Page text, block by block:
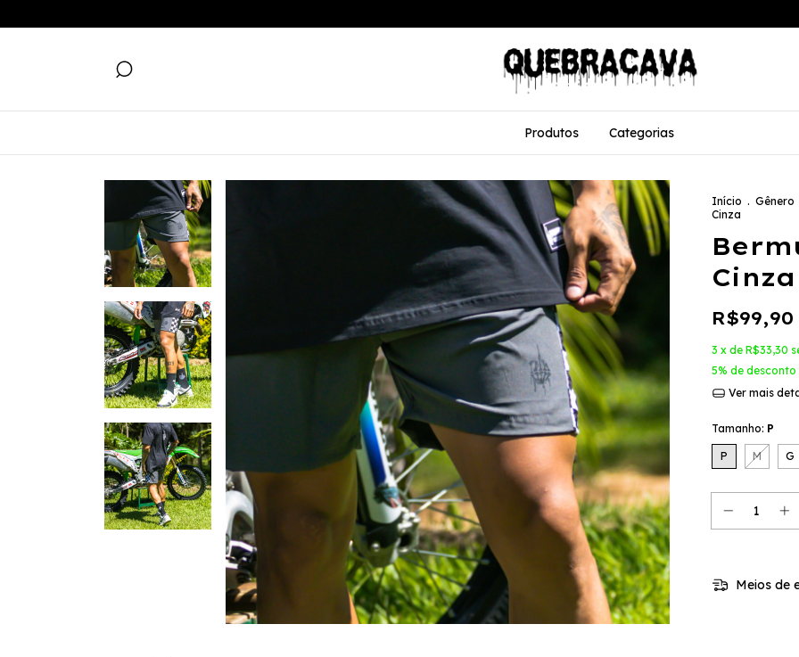
Produtos Categorias
Início . Gênero
Cinza
Cinza
R$99,90
3 x de R$33,30
5% de desconto
Ver mais
Tamanho: P
P M G
Meios de